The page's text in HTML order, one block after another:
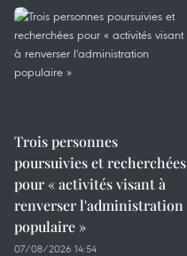
Trois personnes
poursuivies et recherchées
pour « activités visant à
renverser l'administration
populaire »
07/08/2026 14:54